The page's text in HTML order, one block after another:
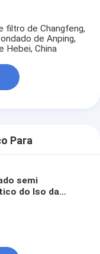
filtro de Changfeng,
de Anping,
Hebei, China
Para
semi
do Iso da